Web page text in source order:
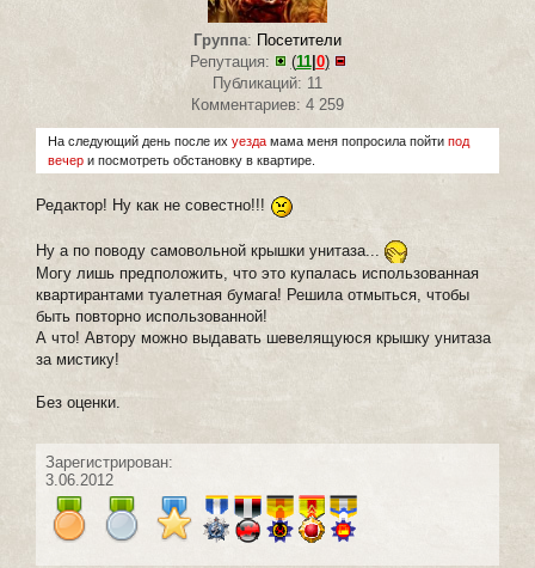
Группа: Посетители
Репутация:
(11| 0)
Публикаций: 11
Комментариев: 4 259
На следующий день после их уезда мама меня попросила пойти под
вечер и посмотреть обстановку в квартире.
Редактор! Ну как не совестно!!!
Ну а по поводу самовольной крышки унитаза...
Могу лишь предположить, что это купалась использованная
квартирантами туалетная бумага! Решила отмыться, чтобы
быть повторно использованной!
А что! Автору можно выдавать шевелящуюся крышку унитаза
за мистику!
Без оценки.
Зарегистрирован:
3.06.2012